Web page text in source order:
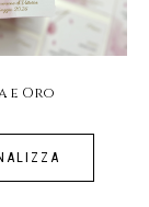
e Oro